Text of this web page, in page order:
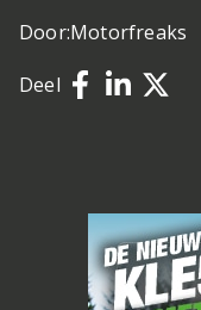
Door:Motorfreaks
Deel